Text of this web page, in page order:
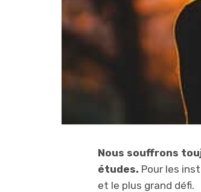
Nous souffrons
études. Pour les
et le plus grand défi.